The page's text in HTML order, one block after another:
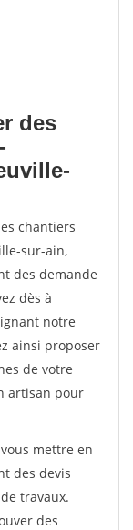
des
chantiers
sur-ain,
des demande
dès à
notre
ainsi proposer
de votre
artisan pour
mettre en
des devis
travaux.
des